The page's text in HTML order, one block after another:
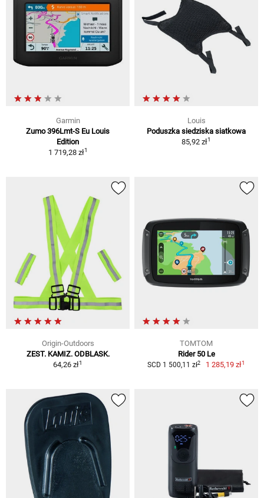
Garmin
Zumo 396Lmt-S Eu Louis
Edition
1 719,28 zł1
Louis
Poduszka siedziska siatkowa
85,92 zł1
Origin-Outdoors
ZEST. KAMIZ. ODBLASK.
64,26 zł1
TOMTOM
Rider 50 Le
SCD 1 500,11 zł2 1 285,19 zł1